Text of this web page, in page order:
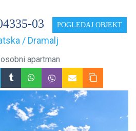
03 POGLEDAJ OBJEKT
/ Dramalj
apartman